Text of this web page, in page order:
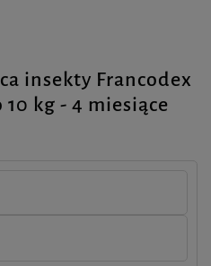
insekty Francodex
10 kg - 4 miesiące